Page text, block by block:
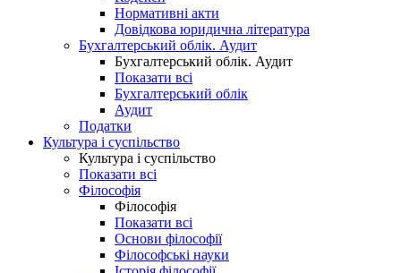
Нормативні акти
Довідкова юридична література
Бухгалтерський облік. Аудит
Бухгалтерський облік. Аудит
Показати всі
Бухгалтерський облік
Аудит
Податки
Культура і суспільство
Культура і суспільство
Показати всі
Філософія
Філософія
Показати всі
Основи філософії
Філософські науки